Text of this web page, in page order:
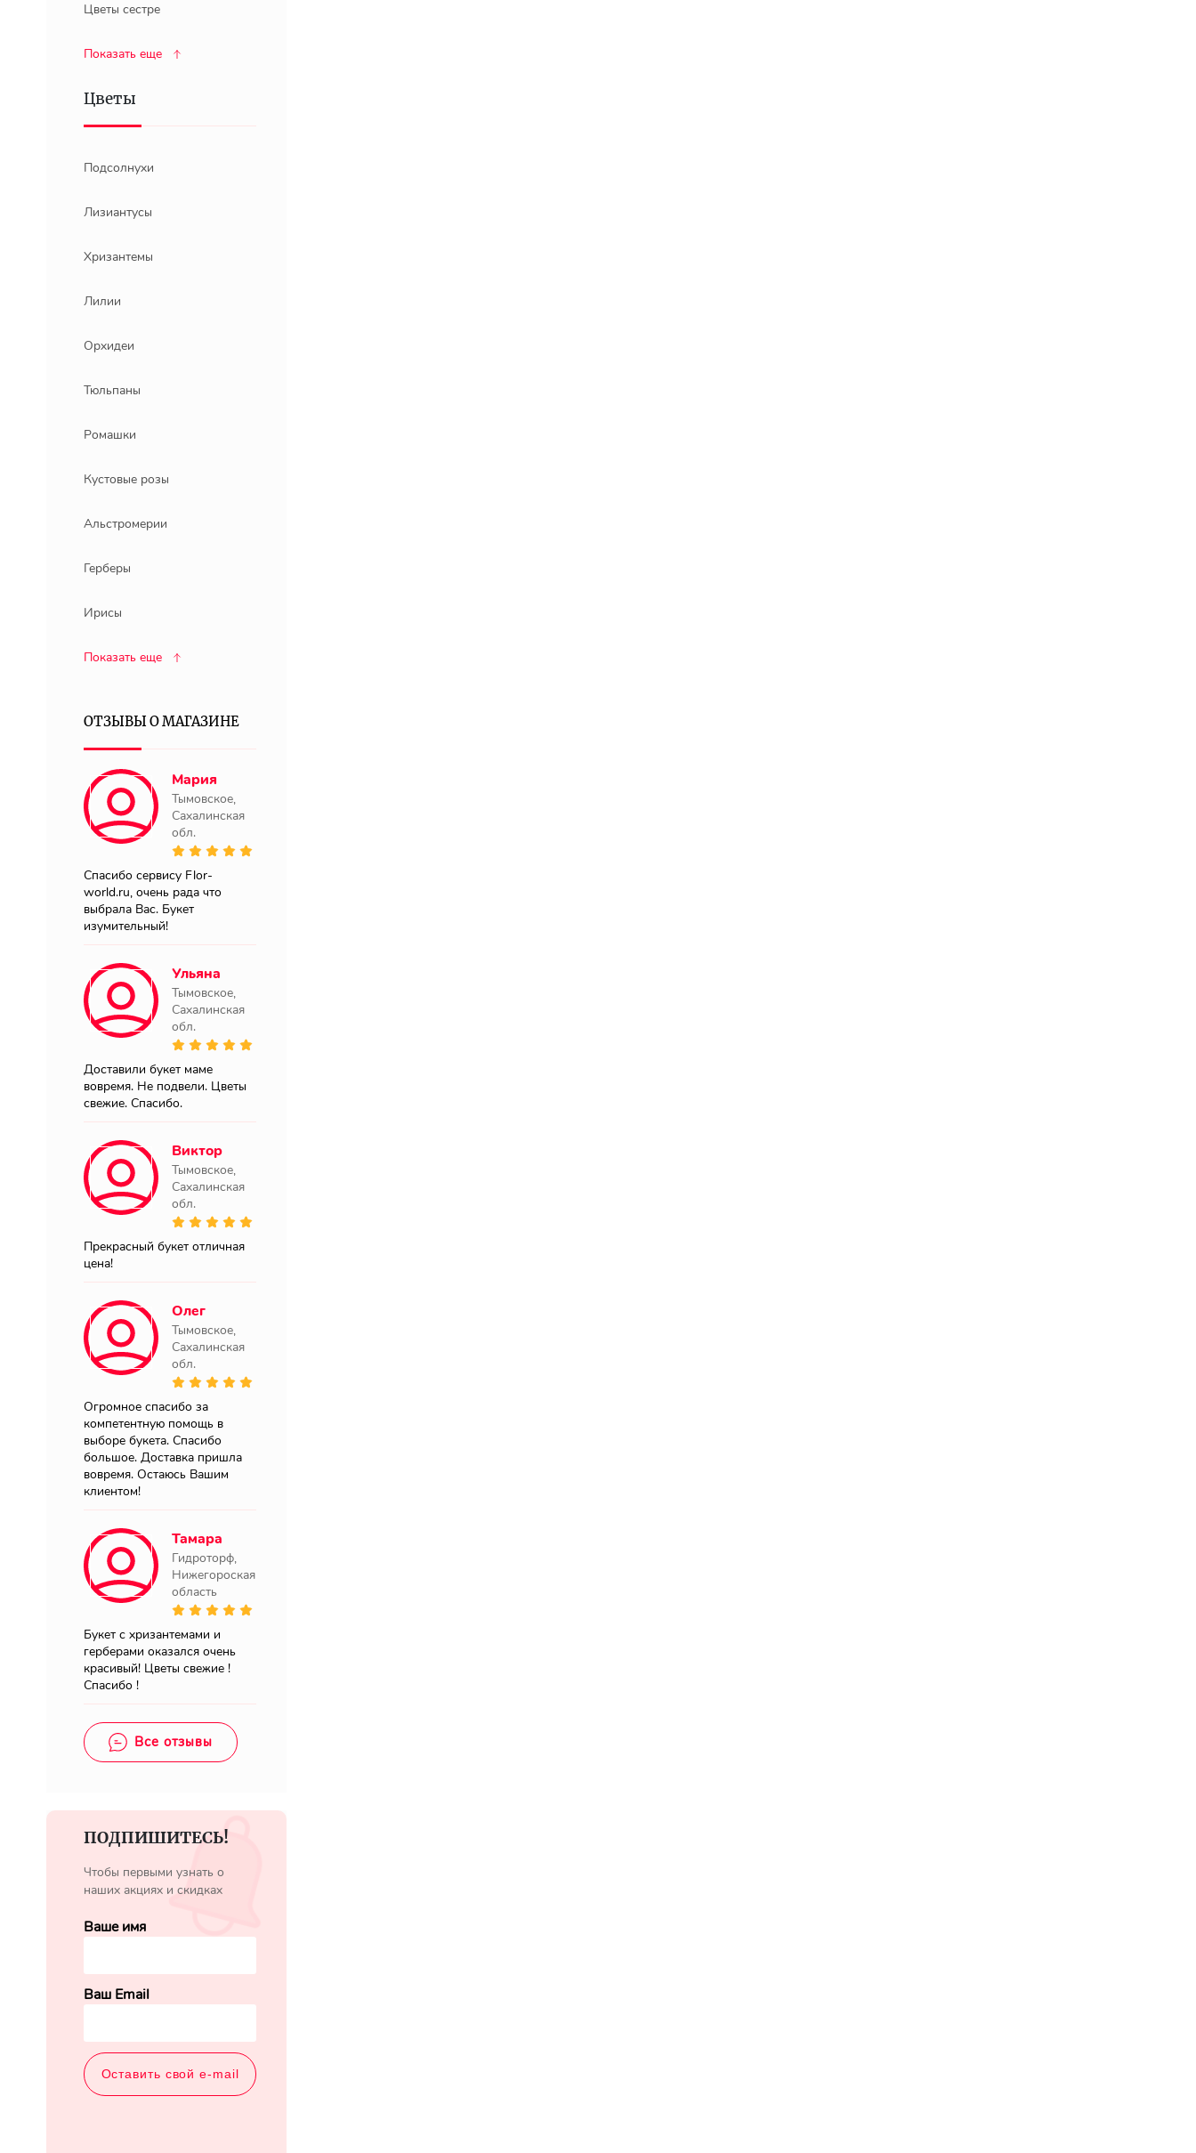
Цветы сестре
Показать еще
Цветы
Подсолнухи
Лизиантусы
Хризантемы
Лилии
Орхидеи
Тюльпаны
Ромашки
Кустовые розы
Альстромерии
Герберы
Ирисы
Показать еще
ОТЗЫВЫ О МАГАЗИНЕ
Мария
Тымовское,
Сахалинская
обл.
Спасибо сервису Flor-
world.ru, очень рада что
выбрала Вас. Букет
изумительный!
Ульяна
Тымовское,
Сахалинская
обл.
Доставили букет маме
вовремя. Не подвели. Цветы
свежие. Спасибо.
Виктор
Тымовское,
Сахалинская
обл.
Прекрасный букет отличная
цена!
Олег
Тымовское,
Сахалинская
обл.
Огромное спасибо за
компетентную помощь в
выборе букета. Спасибо
большое. Доставка пришла
вовремя. Остаюсь Вашим
клиентом!
Тамара
Гидроторф,
Нижегороская
область
Букет с хризантемами и
герберами оказался очень
красивый! Цветы свежие !
Спасибо !
Все отзывы
ПОДПИШИТЕСЬ!
Чтобы первыми узнать о
наших акциях и скидках
Ваше имя
Ваш Email